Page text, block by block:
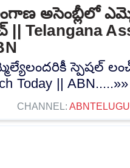
అసెంబ్లీలో
|| Telangana
స్పెషల్ లంచ్
Today || ABN.....»»
CHANNEL: